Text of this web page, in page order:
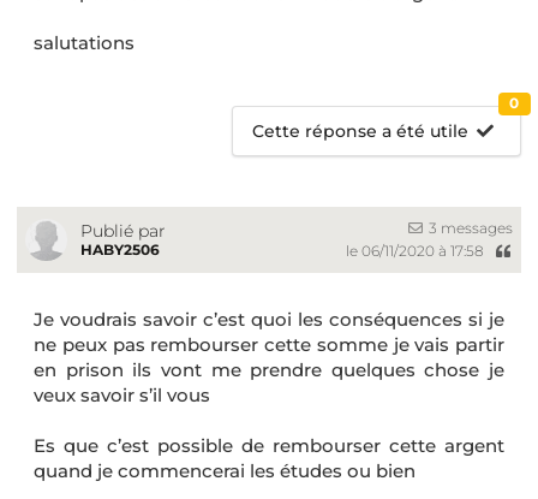
salutations
Cette réponse a été utile
0
Publié par
HABY2506
3 messages
le 06/11/2020 à 17:58
Je voudrais savoir c’est quoi les conséquences si je
ne peux pas rembourser cette somme je vais partir
en prison ils vont me prendre quelques chose je
veux savoir s’il vous
Es que c’est possible de rembourser cette argent
quand je commencerai les études ou bien